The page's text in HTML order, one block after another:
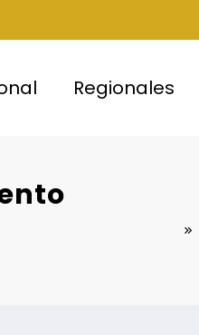
Regionales